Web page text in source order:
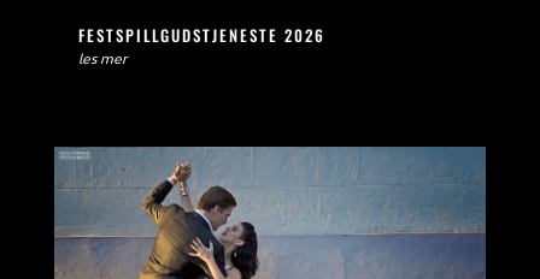
FESTSPILLGUDSTJENESTE 2026
les mer